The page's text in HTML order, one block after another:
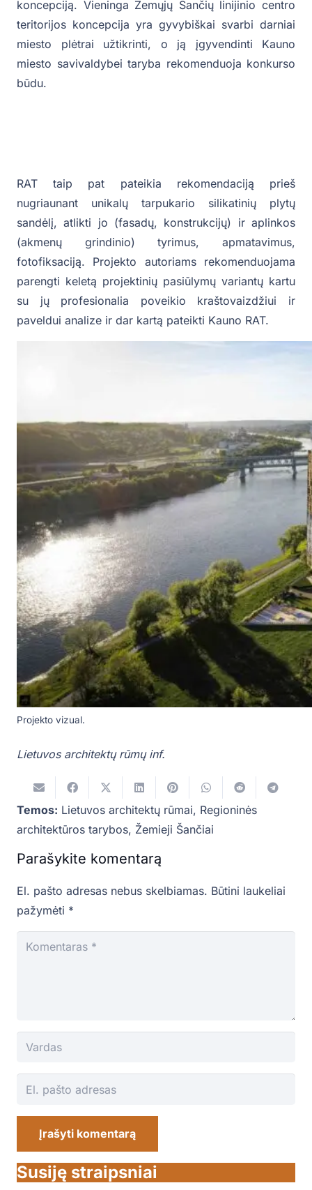
koncepciją. Vieninga Žemųjų Šančių linijinio centro
teritorijos koncepcija yra gyvybiškai svarbi darniai
miesto plėtrai užtikrinti, o ją įgyvendinti Kauno
miesto savivaldybei taryba rekomenduoja konkurso
būdu.
RAT taip pat pateikia rekomendaciją prieš
nugriaunant unikalų tarpukario silikatinių plytų
sandėlį, atlikti jo (fasadų, konstrukcijų) ir aplinkos
(akmenų grindinio) tyrimus, apmatavimus,
fotofiksaciją. Projekto autoriams rekomenduojama
parengti keletą projektinių pasiūlymų variantų kartu
su jų profesionalia poveikio kraštovaizdžiui ir
paveldui analize ir dar kartą pateikti Kauno RAT.
Projekto vizual.
Lietuvos architektų rūmų inf.
Temos: Lietuvos architektų rūmai, Regioninės
architektūros tarybos, Žemieji Šančiai
Parašykite komentarą
El. pašto adresas nebus skelbiamas. Būtini laukeliai
pažymėti *
Įrašyti komentarą
Susiję straipsniai